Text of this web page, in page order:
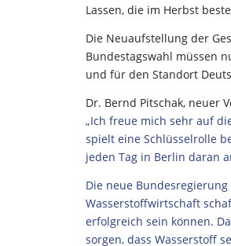
Lassen, die im Herbst
Die Neuaufstellung der
Bundestagswahl müssen
und für den Standort
Dr. Bernd Pitschak, neuer
„Ich freue mich sehr auf
spielt eine Schlüsselrolle
jeden Tag in Berlin daran
Die neue
Wasserstoffwirtschaft
erfolgreich sein können.
sorgen, dass Wasserstoff